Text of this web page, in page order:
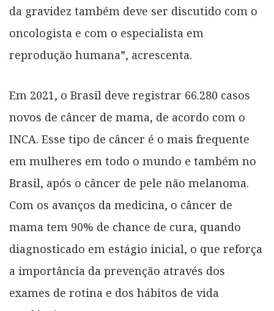
da gravidez também deve ser discutido com o
oncologista e com o especialista em
reprodução humana”, acrescenta.
Em 2021, o Brasil deve registrar 66.280 casos
novos de câncer de mama, de acordo com o
INCA. Esse tipo de câncer é o mais frequente
em mulheres em todo o mundo e também no
Brasil, após o câncer de pele não melanoma.
Com os avanços da medicina, o câncer de
mama tem 90% de chance de cura, quando
diagnosticado em estágio inicial, o que reforça
a importância da prevenção através dos
exames de rotina e dos hábitos de vida